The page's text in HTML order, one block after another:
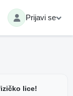
Prijavi se
lice!